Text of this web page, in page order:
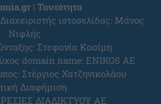
| Ταυτότητα
ιστοσελίδας: Μάνος
Νιφλής
Στεφανία Κασίμη
domain name: ENIKOS AE
Στέργιος Χατζηνικολάου
Διαφήμιση
ΔΙΑΔΙΚΤΥΟΥ ΑΕ